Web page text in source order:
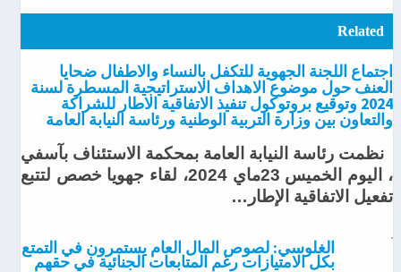
Related
اجتماع اللجنة الجهوية للتكفل بالنساء والاطفال ضحايا
العنف حول موضوع الاهداف الاستراتيجية المسطرة لسنة
2024 وتوقيع بروتوكول تنفيذ الاتفاقية الاطار للشراكة
والتعاون بين وزارة التربية الوطنية ورئاسة النيابة العامة
نظمت رئاسة النيابة العامة بمحكمة الاستئناف بآسفي
، اليوم الخميس 23ماي 2024، لقاء جهويا خصص لتتبع
تفعيل الاتفاقية الإطار…
الغلوسي: لصوص المال العام يستمرون في التمتع
بكل الامتيازات رغم المتابعات الجنائية في حقهم